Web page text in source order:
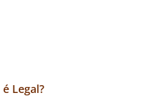
Legal?